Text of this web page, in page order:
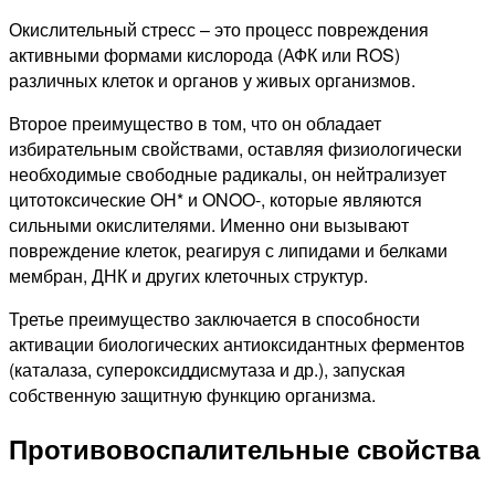
Окислительный стресс – это процесс повреждения
активными формами кислорода (АФК или ROS)
различных клеток и органов у живых организмов.
Второе преимущество в том, что он обладает
избирательным свойствами, оставляя физиологически
необходимые свободные радикалы, он нейтрализует
цитотоксические OH* и ONOO-, которые являются
сильными окислителями. Именно они вызывают
повреждение клеток, реагируя с липидами и белками
мембран, ДНК и других клеточных структур.
Третье преимущество заключается в способности
активации биологических антиоксидантных ферментов
(каталаза, супероксиддисмутаза и др.), запуская
собственную защитную функцию организма.
Противовоспалительные свойства